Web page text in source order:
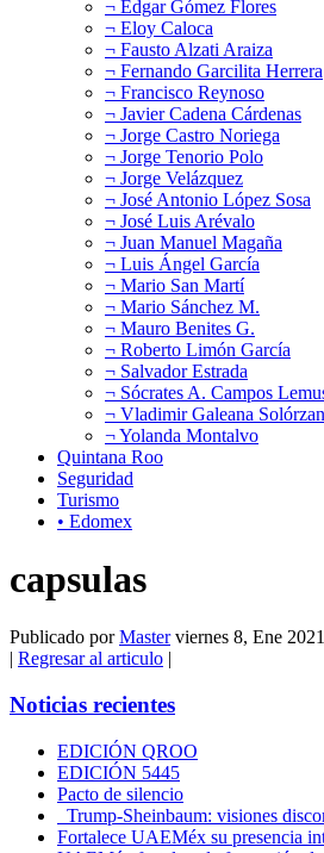
¬ Edgar Gómez Flores
¬ Eloy Caloca
¬ Fausto Alzati Araiza
¬ Fernando Garcilita Herrera
¬ Francisco Reynoso
¬ Javier Cadena Cárdenas
¬ Jorge Castro Noriega
¬ Jorge Tenorio Polo
¬ Jorge Velázquez
¬ José Antonio López Sosa
¬ José Luis Arévalo
¬ Juan Manuel Magaña
¬ Luis Ángel García
¬ Mario San Martí
¬ Mario Sánchez M.
¬ Mauro Benites G.
¬ Roberto Limón García
¬ Salvador Estrada
¬ Sócrates A. Campos
¬ Vladimir Galeana
¬ Yolanda Montalvo
Quintana Roo
Seguridad
Turismo
• Edomex
capsulas
Publicado porMaster viernes 8, Ene 2021
Regresar al articulo
Noticias recientes
EDICIÓN QROO
EDICIÓN 5445
Pacto de silencio
Trump-Sheinbaum: visiones
Fortalece UAEMéx su presencia